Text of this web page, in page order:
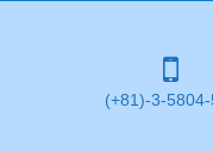
(+81)-3-5804-